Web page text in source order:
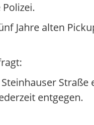
Jahre alten
entgegen.